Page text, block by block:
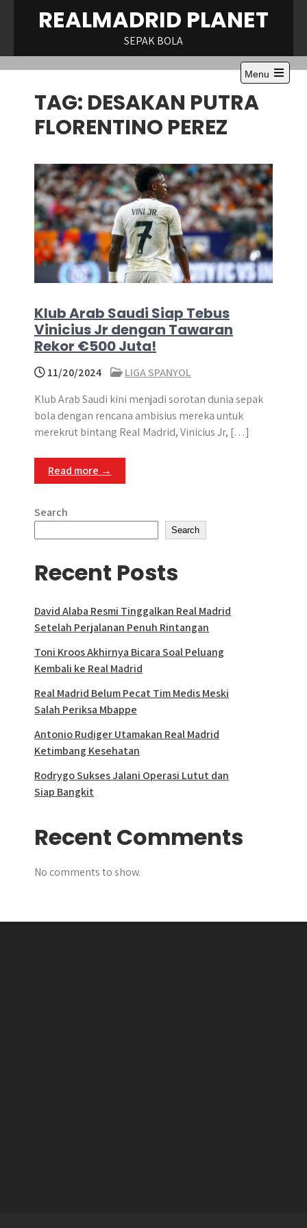
REALMADRID PLANET
SEPAK BOLA
Menu
Open
TAG: DESAKAN PUTRA
FLORENTINO PEREZ
Klub Arab Saudi Siap Tebus
Vinicius Jr dengan Tawaran
Rekor €500 Juta!
11/20/2024
LIGA SPANYOL
Klub Arab Saudi kini menjadi sorotan dunia sepak
bola dengan rencana ambisius mereka untuk
merekrut bintang Real Madrid, Vinicius Jr, […]
Read more →
Search
Search
Recent Posts
David Alaba Resmi Tinggalkan Real Madrid
Setelah Perjalanan Penuh Rintangan
Toni Kroos Akhirnya Bicara Soal Peluang
Kembali ke Real Madrid
Real Madrid Belum Pecat Tim Medis Meski
Salah Periksa Mbappe
Antonio Rudiger Utamakan Real Madrid
Ketimbang Kesehatan
Rodrygo Sukses Jalani Operasi Lutut dan
Siap Bangkit
Recent Comments
No comments to show.